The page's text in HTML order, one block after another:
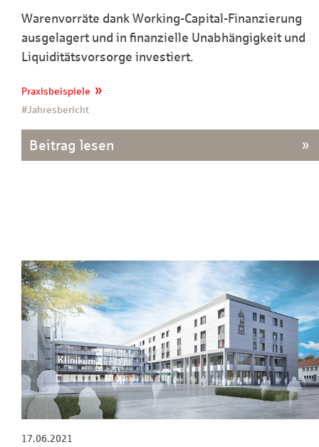
Warenvorräte dank Working-Capital-Finanzierung
ausgelagert und in finanzielle Unabhängigkeit und
Liquiditätsvorsorge investiert.
Praxisbeispiele
#Jahresbericht
Beitrag lesen
17.06.2021